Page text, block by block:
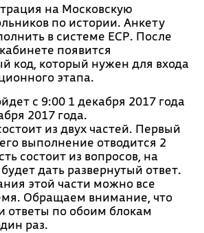
на Московскую
по истории. Анкету
в системе ЕСР. После
появится
код, который нужен для входа
этапа.
с 9:00 1 декабря 2017 года
2017 года.
из двух частей. Первый
выполнение отводится 2
состоит из вопросов, на
дать развернутый ответ.
этой части можно все
Обращаем внимание, что
ответы по обоим блокам
раз.